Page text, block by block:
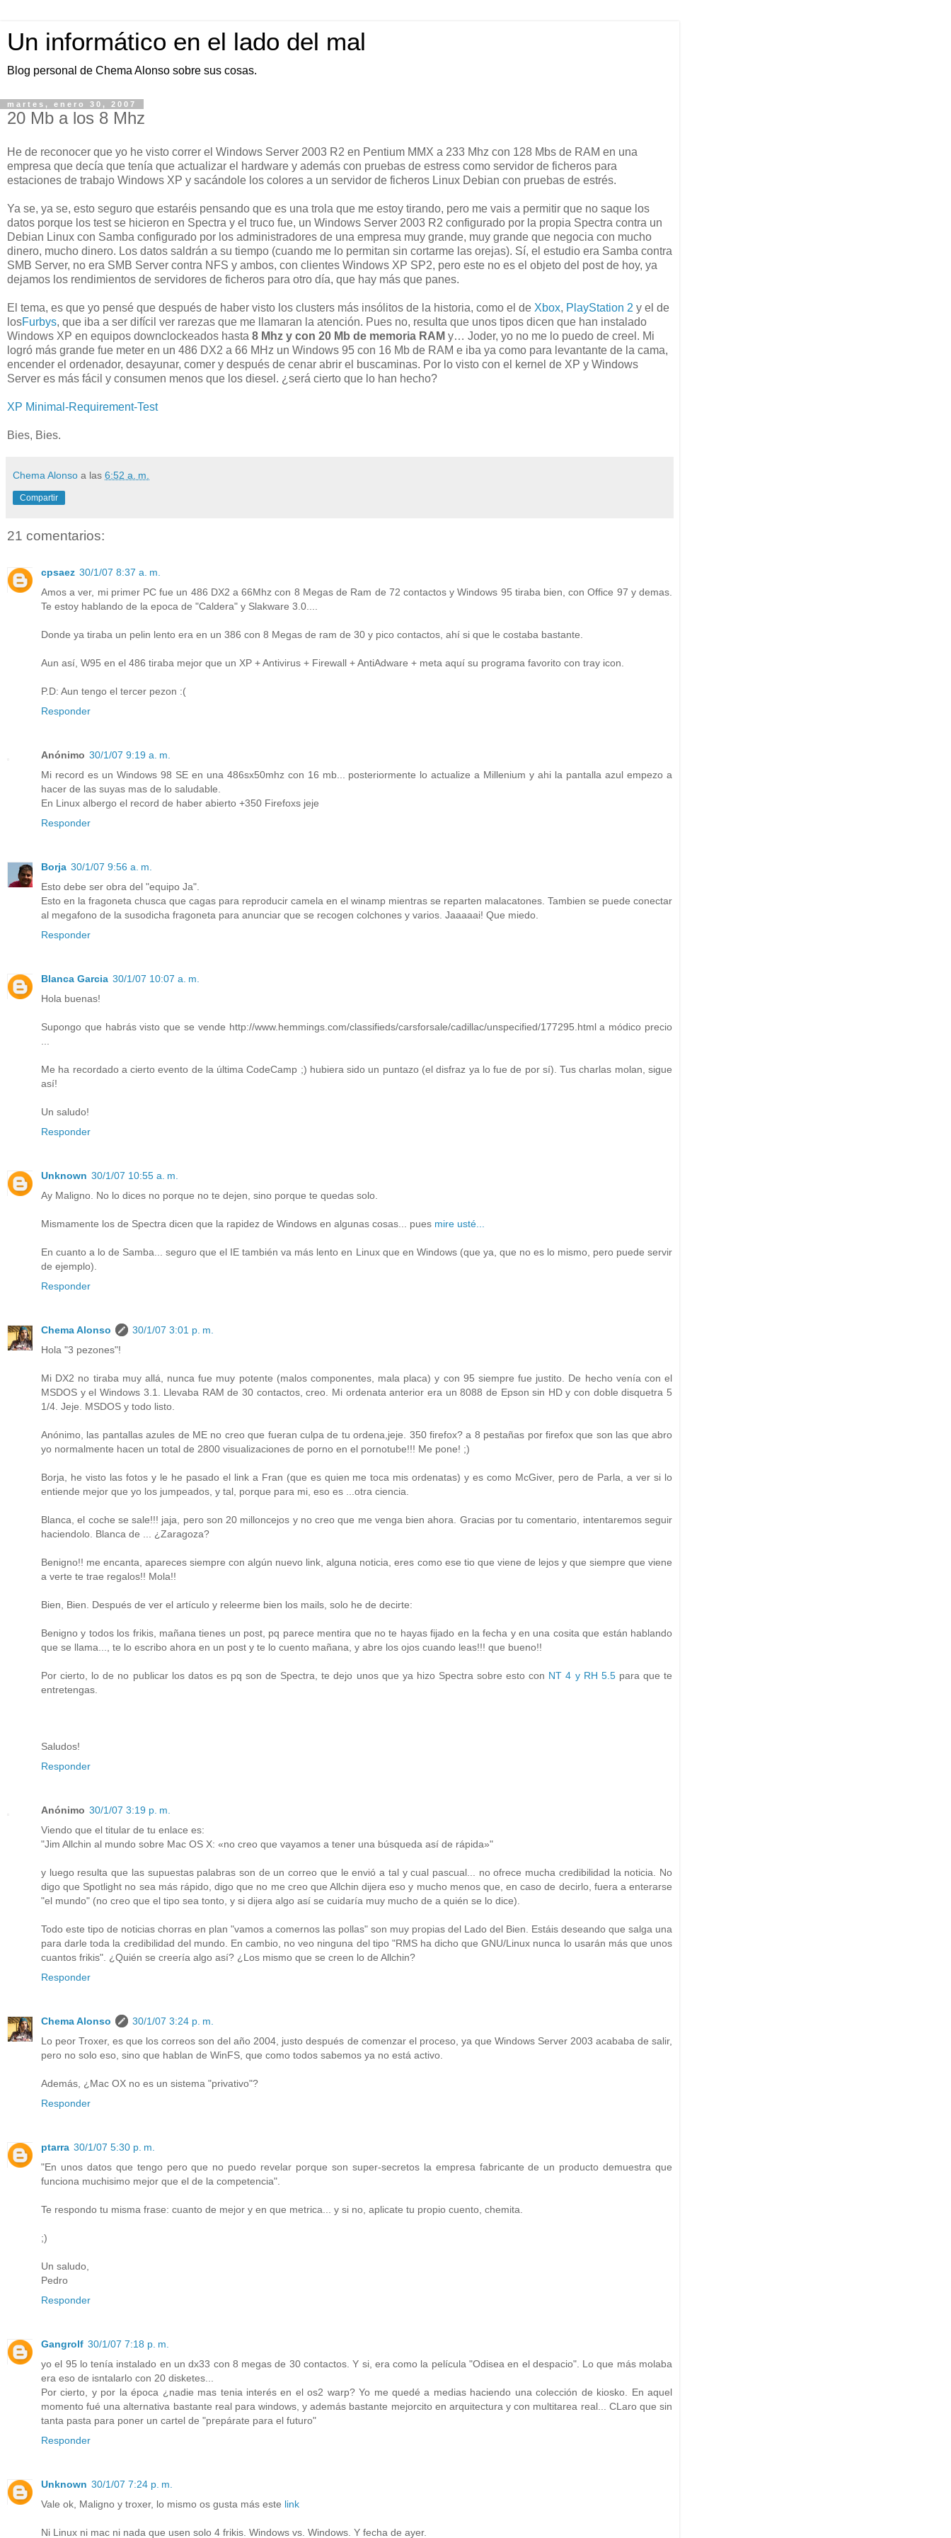
Un informático en el lado del mal
Blog personal de Chema Alonso sobre sus cosas.
martes, enero 30, 2007
20 Mb a los 8 Mhz
He de reconocer que yo he visto correr el Windows Server 2003 R2 en Pentium MMX a 233 Mhz con 128 Mbs de RAM en una
empresa que decía que tenía que actualizar el hardware y además con pruebas de estress como servidor de ficheros para
estaciones de trabajo Windows XP y sacándole los colores a un servidor de ficheros Linux Debian con pruebas de estrés.
Ya se, ya se, esto seguro que estaréis pensando que es una trola que me estoy tirando, pero me vais a permitir que no saque los
datos porque los test se hicieron en Spectra y el truco fue, un Windows Server 2003 R2 configurado por la propia Spectra contra un
Debian Linux con Samba configurado por los administradores de una empresa muy grande, muy grande que negocia con mucho
dinero, mucho dinero. Los datos saldrán a su tiempo (cuando me lo permitan sin cortarme las orejas). Sí, el estudio era Samba contra
SMB Server, no era SMB Server contra NFS y ambos, con clientes Windows XP SP2, pero este no es el objeto del post de hoy, ya
dejamos los rendimientos de servidores de ficheros para otro día, que hay más que panes.
El tema, es que yo pensé que después de haber visto los clusters más insólitos de la historia, como el de Xbox, PlayStation 2 y el de
losFurbys, que iba a ser difícil ver rarezas que me llamaran la atención. Pues no, resulta que unos tipos dicen que han instalado
Windows XP en equipos downclockeados hasta 8 Mhz y con 20 Mb de memoria RAM y… Joder, yo no me lo puedo de creel. Mi
logró más grande fue meter en un 486 DX2 a 66 MHz un Windows 95 con 16 Mb de RAM e iba ya como para levantante de la cama,
encender el ordenador, desayunar, comer y después de cenar abrir el buscaminas. Por lo visto con el kernel de XP y Windows
Server es más fácil y consumen menos que los diesel. ¿será cierto que lo han hecho?
XP Minimal-Requirement-Test
Bies, Bies.
Chema Alonso a las 6:52 a. m.
Compartir
21 comentarios:
cpsaez 30/1/07 8:37 a. m.
Amos a ver, mi primer PC fue un 486 DX2 a 66Mhz con 8 Megas de Ram de 72 contactos y Windows 95 tiraba bien, con Office 97 y demas.
Te estoy hablando de la epoca de "Caldera" y Slakware 3.0....
Donde ya tiraba un pelin lento era en un 386 con 8 Megas de ram de 30 y pico contactos, ahí si que le costaba bastante.
Aun así, W95 en el 486 tiraba mejor que un XP + Antivirus + Firewall + AntiAdware + meta aquí su programa favorito con tray icon.
P.D: Aun tengo el tercer pezon :(
Responder
Anónimo 30/1/07 9:19 a. m.
Mi record es un Windows 98 SE en una 486sx50mhz con 16 mb... posteriormente lo actualize a Millenium y ahi la pantalla azul empezo a
hacer de las suyas mas de lo saludable.
En Linux albergo el record de haber abierto +350 Firefoxs jeje
Responder
Borja 30/1/07 9:56 a. m.
Esto debe ser obra del "equipo Ja".
Esto en la fragoneta chusca que cagas para reproducir camela en el winamp mientras se reparten malacatones. Tambien se puede conectar
al megafono de la susodicha fragoneta para anunciar que se recogen colchones y varios. Jaaaaai! Que miedo.
Responder
Blanca Garcia 30/1/07 10:07 a. m.
Hola buenas!
Supongo que habrás visto que se vende http://www.hemmings.com/classifieds/carsforsale/cadillac/unspecified/177295.html a módico precio
Me ha recordado a cierto evento de la última CodeCamp ;) hubiera sido un puntazo (el disfraz ya lo fue de por sí). Tus charlas molan, sigue
así!
Un saludo!
Responder
Unknown 30/1/07 10:55 a. m.
Ay Maligno. No lo dices no porque no te dejen, sino porque te quedas solo.
Mismamente los de Spectra dicen que la rapidez de Windows en algunas cosas... pues mire usté...
En cuanto a lo de Samba... seguro que el IE también va más lento en Linux que en Windows (que ya, que no es lo mismo, pero puede servir
de ejemplo).
Responder
Chema Alonso
30/1/07 3:01 p. m.
Hola "3 pezones"!
Mi DX2 no tiraba muy allá, nunca fue muy potente (malos componentes, mala placa) y con 95 siempre fue justito. De hecho venía con el
MSDOS y el Windows 3.1. Llevaba RAM de 30 contactos, creo. Mi ordenata anterior era un 8088 de Epson sin HD y con doble disquetra 5
1/4. Jeje. MSDOS y todo listo.
Anónimo, las pantallas azules de ME no creo que fueran culpa de tu ordena,jeje. 350 firefox? a 8 pestañas por firefox que son las que abro
yo normalmente hacen un total de 2800 visualizaciones de porno en el pornotube!!! Me pone! ;)
Borja, he visto las fotos y le he pasado el link a Fran (que es quien me toca mis ordenatas) y es como McGiver, pero de Parla, a ver si lo
entiende mejor que yo los jumpeados, y tal, porque para mi, eso es ...otra ciencia.
Blanca, el coche se sale!!! jaja, pero son 20 milloncejos y no creo que me venga bien ahora. Gracias por tu comentario, intentaremos seguir
haciendolo. Blanca de ... ¿Zaragoza?
Benigno!! me encanta, apareces siempre con algún nuevo link, alguna noticia, eres como ese tio que viene de lejos y que siempre que viene
a verte te trae regalos!! Mola!!
Bien, Bien. Después de ver el artículo y releerme bien los mails, solo he de decirte:
Benigno y todos los frikis, mañana tienes un post, pq parece mentira que no te hayas fijado en la fecha y en una cosita que están hablando
que se llama..., te lo escribo ahora en un post y te lo cuento mañana, y abre los ojos cuando leas!!! que bueno!!
Por cierto, lo de no publicar los datos es pq son de Spectra, te dejo unos que ya hizo Spectra sobre esto con NT 4 y RH 5.5para que te
entretengas.
Saludos!
Responder
Anónimo 30/1/07 3:19 p. m.
Viendo que el titular de tu enlace es:
"Jim Allchin al mundo sobre Mac OS X: «no creo que vayamos a tener una búsqueda así de rápida»"
y luego resulta que las supuestas palabras son de un correo que le envió a tal y cual pascual... no ofrece mucha credibilidad la noticia. No
digo que Spotlight no sea más rápido, digo que no me creo que Allchin dijera eso y mucho menos que, en caso de decirlo, fuera a enterarse
"el mundo" (no creo que el tipo sea tonto, y si dijera algo así se cuidaría muy mucho de a quién se lo dice).
Todo este tipo de noticias chorras en plan "vamos a comernos las pollas" son muy propias del Lado del Bien. Estáis deseando que salga una
para darle toda la credibilidad del mundo. En cambio, no veo ninguna del tipo "RMS ha dicho que GNU/Linux nunca lo usarán más que unos
cuantos frikis". ¿Quién se creería algo así? ¿Los mismo que se creen lo de Allchin?
Responder
Chema Alonso
30/1/07 3:24 p. m.
Lo peor Troxer, es que los correos son del año 2004, justo después de comenzar el proceso, ya que Windows Server 2003 acababa de salir,
pero no solo eso, sino que hablan de WinFS, que como todos sabemos ya no está activo.
Además, ¿Mac OX no es un sistema "privativo"?
Responder
ptarra 30/1/07 5:30 p. m.
"En unos datos que tengo pero que no puedo revelar porque son super-secretos la empresa fabricante de un producto demuestra que
funciona muchisimo mejor que el de la competencia".
Te respondo tu misma frase: cuanto de mejor y en que metrica... y si no, aplicate tu propio cuento, chemita.
;)
Un saludo,
Pedro
Responder
Gangrolf 30/1/07 7:18 p. m.
yo el 95 lo tenía instalado en un dx33 con 8 megas de 30 contactos. Y si, era como la película "Odisea en el despacio". Lo que más molaba
era eso de isntalarlo con 20 disketes...
Por cierto, y por la época ¿nadie mas tenia interés en el os2 warp? Yo me quedé a medias haciendo una colección de kiosko. En aquel
momento fué una alternativa bastante real para windows, y además bastante mejorcito en arquitectura y con multitarea real... CLaro que sin
tanta pasta para poner un cartel de "prepárate para el futuro"
Responder
Unknown 30/1/07 7:24 p. m.
Vale ok, Maligno y troxer, lo mismo os gusta más este link
Ni Linux ni mac ni nada que usen solo 4 frikis. Windows vs. Windows. Y fecha de ayer.